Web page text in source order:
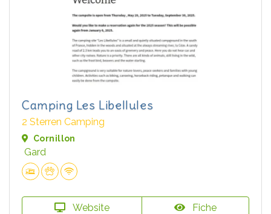
Camping Les Libellules
2 Sterren Camping
Cornillon
Gard
Website Fiche